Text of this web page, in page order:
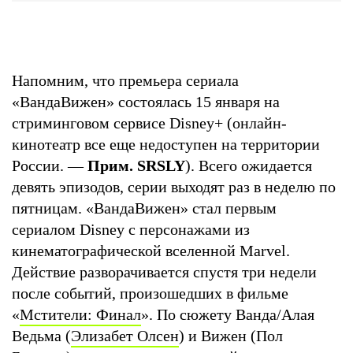
Напомним, что премьера сериала
«ВандаВижен» состоялась 15 января на
стриминговом сервисе Disney+ (онлайн-
кинотеатр все еще недоступен на территории
России. —Прим. SRSLY). Всего ожидается
девять эпизодов, серии выходят раз в неделю по
пятницам. «ВандаВижен» стал первым
сериалом Disney с персонажами из
кинематографической вселенной Marvel.
Действие разворачивается спустя три недели
после событий, произошедших в фильме
«Мстители: Финал». По сюжету Ванда/Алая
Ведьма (Элизабет Олсен) и Вижен (Пол